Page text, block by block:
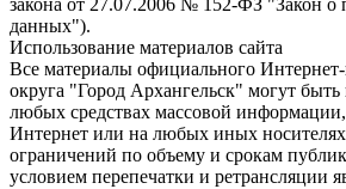
закона от 27.07.2006 № 152-ФЗ "Закон о
данных").
Использование материалов сайта
Все материалы официального Интернет-
округа "Город Архангельск" могут быть
любых средствах массовой информации,
Интернет или на любых иных носителях
ограничений по объему и срокам
условием перепечатки и ретрансляции